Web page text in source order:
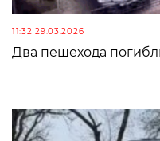
11:32 29.03.2026
Два пешехода